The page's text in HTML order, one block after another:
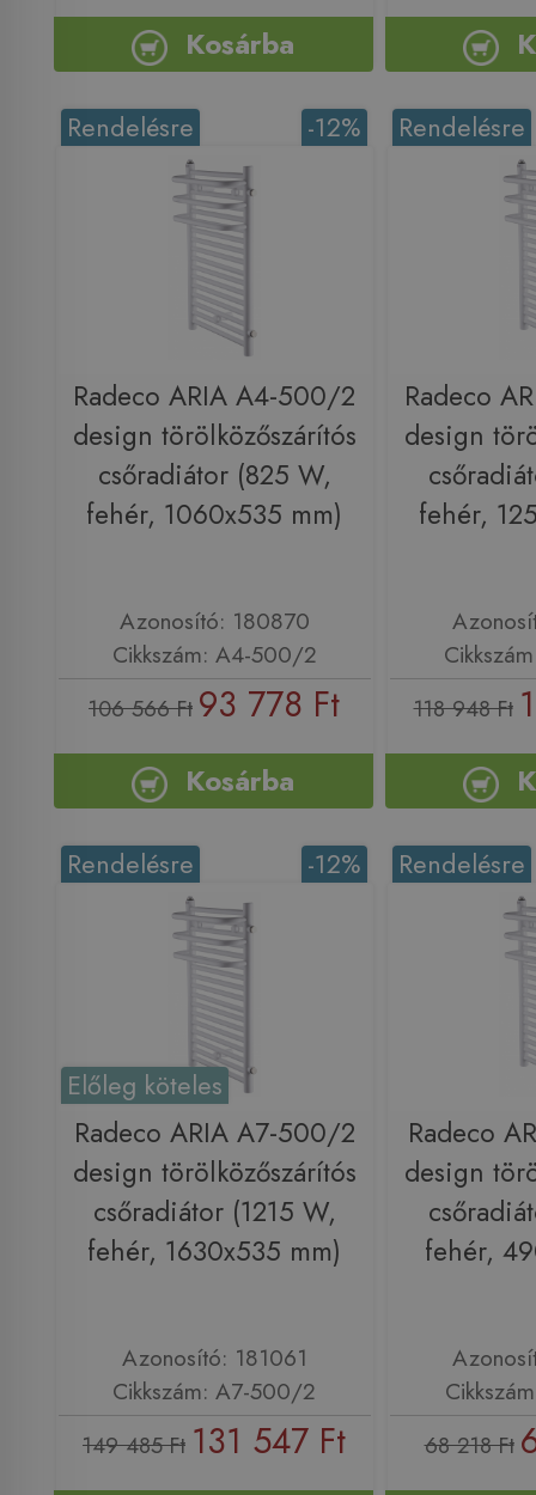
Kosárba
-12%
Rendelésre
Radeco ARIA A4-500/2
design törölközőszárítós
csőradiátor (825 W,
fehér, 1060x535 mm)
Azonosító: 180870
Cikkszám: A4-500/2
106 566 Ft 93 778 Ft
Kosárba
Rendelésre
Radeco
design
fehér,
118 948 Ft
-12%
Rendelésre
Előleg köteles
Radeco ARIA A7-500/2
design törölközőszárítós
csőradiátor (1215 W,
fehér, 1630x535 mm)
Azonosító: 181061
Cikkszám: A7-500/2
149 485 Ft 131 547 Ft
Rendelésre
Radeco
design
fehér,
68 218 Ft